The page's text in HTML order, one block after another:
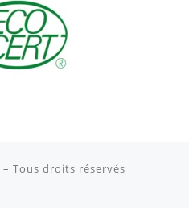
– Tous droits réservés